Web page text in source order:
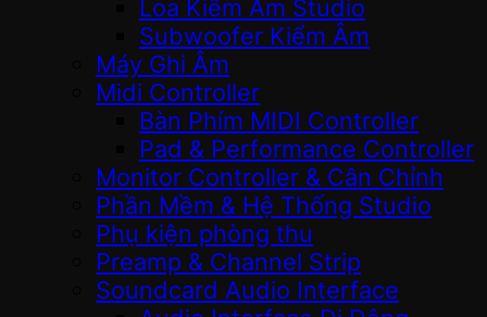
Loa Kiểm Âm Studio
Subwoofer Kiểm Âm
Máy Ghi Âm
Midi Controller
Bàn Phím MIDI Controller
Pad & Performance Controller
Monitor Controller & Cân Chỉnh
Phần Mềm & Hệ Thống Studio
Phụ kiện phòng thu
Preamp & Channel Strip
Soundcard Audio Interface